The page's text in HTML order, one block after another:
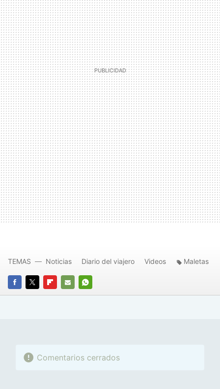
FACEBOOK
TWITTERFLIPBOARD
E-
WHATSAPP
TEMAS Noticias Diario del viajero Videos Maletas
Comentarios cerrados